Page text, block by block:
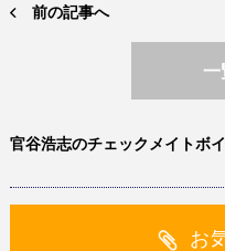
前の記事へ
一
官谷浩志のチェックメイトボ
お